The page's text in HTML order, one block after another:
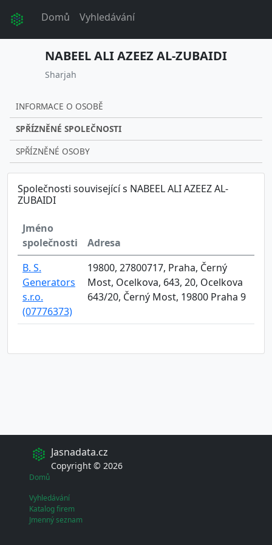
Domů Vyhledávání
NABEEL ALI AZEEZ AL-ZUBAIDI
Sharjah
INFORMACE O OSOBĚ
SPŘÍZNĚNÉ SPOLEČNOSTI
SPŘÍZNĚNÉ OSOBY
Společnosti související s NABEEL ALI AZEEZ AL-
ZUBAIDI
Jméno
společnosti
Adresa
B. S.
Generators
s.r.o.
(07776373)
19800, 27800717, Praha, Černý
Most, Ocelkova, 643, 20, Ocelkova
643/20, Černý Most, 19800 Praha 9
Jasnadata.cz
Copyright © 2026
Domů
Vyhledávání
Katalog firem
Jmenný seznam